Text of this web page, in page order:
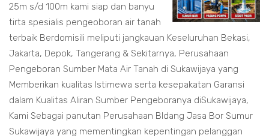
25m s/d 100m kami siap dan banyu
tirta spesialis pengeoboran air tanah
terbaik Berdomisili meliputi jangkauan Keseluruhan Bekasi,
Jakarta, Depok, Tangerang & Sekitarnya, Perusahaan
Pengeboran Sumber Mata Air Tanah di Sukawijaya yang
Memberikan kualitas Istimewa serta kesepakatan Garansi
dalam Kualitas Aliran Sumber Pengeboranya diSukawijaya,
Kami Sebagai panutan Perusahaan BIdang Jasa Bor Sumur
Sukawijaya yang mementingkan kepentingan pelanggan